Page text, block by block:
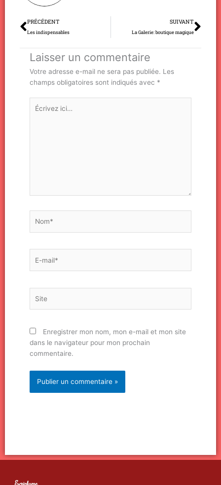
Précédent
PRÉCÉDENT
Les indispensables
SUIVANT
La Galerie: boutique magique
Laisser un commentaire
Votre adresse e-mail ne sera pas publiée. Les
champs obligatoires sont indiqués avec *
Écrivez
ici…
mail*
Enregistrer mon nom, mon e-mail et mon site
dans le navigateur pour mon prochain
commentaire.